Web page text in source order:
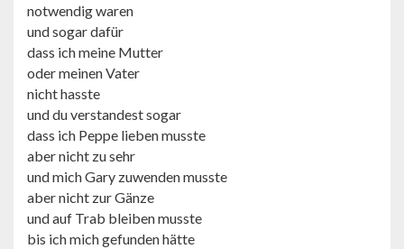
notwendig waren
und sogar dafür
dass ich meine Mutter
oder meinen Vater
nicht hasste
und du verstandest sogar
dass ich Peppe lieben musste
aber nicht zu sehr
und mich Gary zuwenden musste
aber nicht zur Gänze
und auf Trab bleiben musste
bis ich mich gefunden hätte